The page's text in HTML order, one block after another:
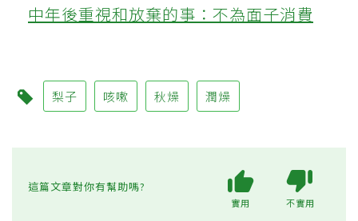
中年後重視和放棄的事：不為面子消費
梨子 咳嗽 秋燥 潤燥
這篇文章對你有幫助嗎?
實用 不實用